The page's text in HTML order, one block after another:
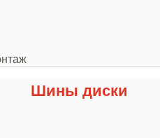
Шины диски